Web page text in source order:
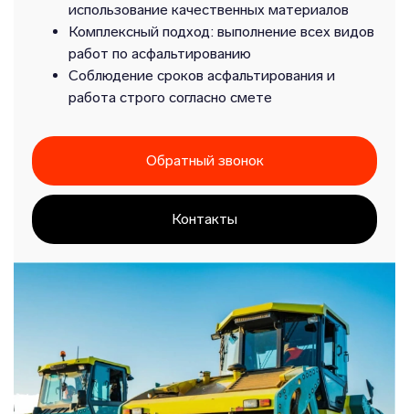
использование качественных материалов
Комплексный подход: выполнение всех видов
работ по асфальтированию
Соблюдение сроков асфальтирования и
работа строго согласно смете
Обратный звонок
Контакты